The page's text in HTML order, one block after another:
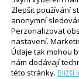
lidí
platební
zaručují
Zlepšit používání
anonymní
Perzonalizovat
nastavení.
Údaje tak mohou
nám dodávají
této stránky. Bližší